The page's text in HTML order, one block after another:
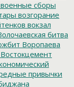
военные сборы
возгорание
вокзал
битва
Воропаева
Востокцемент
привычки